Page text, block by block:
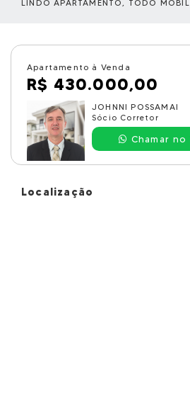
LINDO APARTAMENTO, TODO
Apartamento à Venda
R$ 430.000,00
JOHNNI POSSAMAI
Sócio Corretor
Chamar
Localização